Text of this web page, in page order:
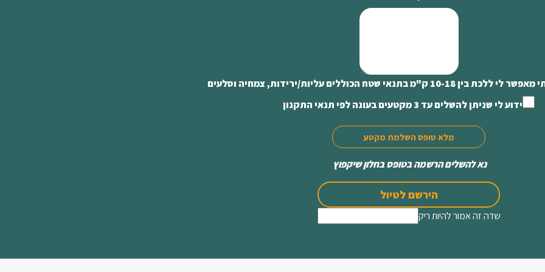
18 ק"מ בתנאי שטח הכוללים עליות/ירידות, צמחיה וסלעים
ידוע לי שניתן להשלים עד 3 מקטעים בעונה לפי תנאי התקנון
מלא טופס השלמת מקטע
נא להשלים הרשמה בטופס בחלון שיקפוץ
הירשם לטיול
שדה זה אמור להיות ריק